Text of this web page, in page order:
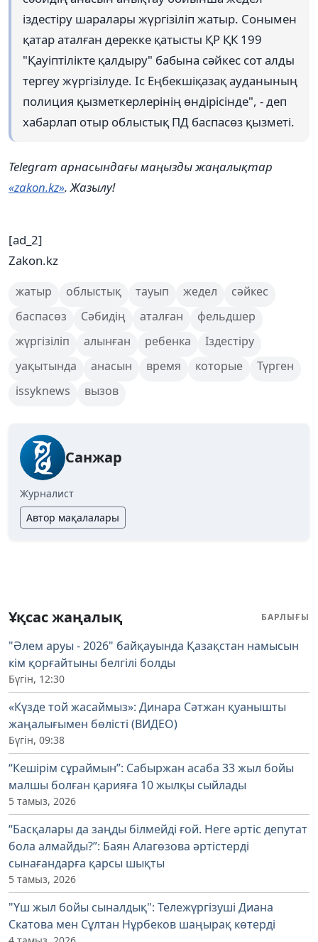
іздестіру шаралары жүргізіліп жатыр. Сонымен
қатар аталған дерекке қатысты ҚР ҚК 199
"Қауіптілікте қалдыру" бабына сәйкес сот алды
тергеу жүргізілуде. Іс Еңбекшіқазақ ауданының
полиция қызметкерлерінің өндірісінде", - деп
хабарлап отыр облыстық ПД баспасөз қызметі.
Telegram арнасындағы маңызды жаңалықтар
«zakon.kz». Жазылу!
[ad_2]
Zakon.kz
жатыр облыстық тауып жедел
сәйкес
баспасөз
Сәбидің аталған
фельдшер
жүргізіліп
алынған ребенка
Іздестіру
уақытында
анасын время которые
Түрген
issyknews
вызов
Санжар
Журналист
Автор мақалалары
Ұқсас жаңалық БАРЛЫҒЫ
"Әлем аруы - 2026" байқауында Қазақстан намысын
кім қорғайтыны белгілі болды
Бүгін, 12:30
«Күзде той жасаймыз»: Динара Сәтжан қуанышты
жаңалығымен бөлісті (ВИДЕО)
Бүгін, 09:38
“Кешірім сұраймын”: Сабыржан асаба 33 жыл бойы
малшы болған қарияға 10 жылқы сыйлады
5 тамыз, 2026
“Басқалары да заңды білмейді ғой. Неге әртіс депутат
бола алмайды?”: Баян Алагөзова әртістерді
сынағандарға қарсы шықты
5 тамыз, 2026
"Үш жыл бойы сыналдық": Тележүргізуші Диана
Скатова мен Сұлтан Нұрбеков шаңырақ көтерді